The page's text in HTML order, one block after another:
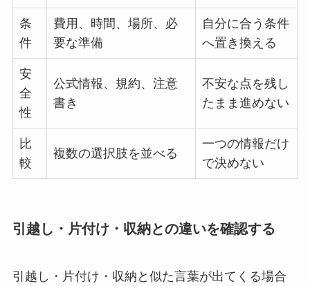
条
件
費用、時間、場所、必
要な準備
自分に合う条件
へ置き換える
安
全
性
公式情報、規約、注意
書き
不安な点を残し
たまま進めない
比
較
複数の選択肢を並べる
一つの情報だけ
で決めない
引越し・片付け・収納との違いを確認する
引越し・片付け・収納と似た言葉が出てくる場合